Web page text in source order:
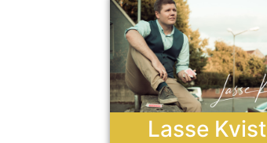
Lasse Kvist